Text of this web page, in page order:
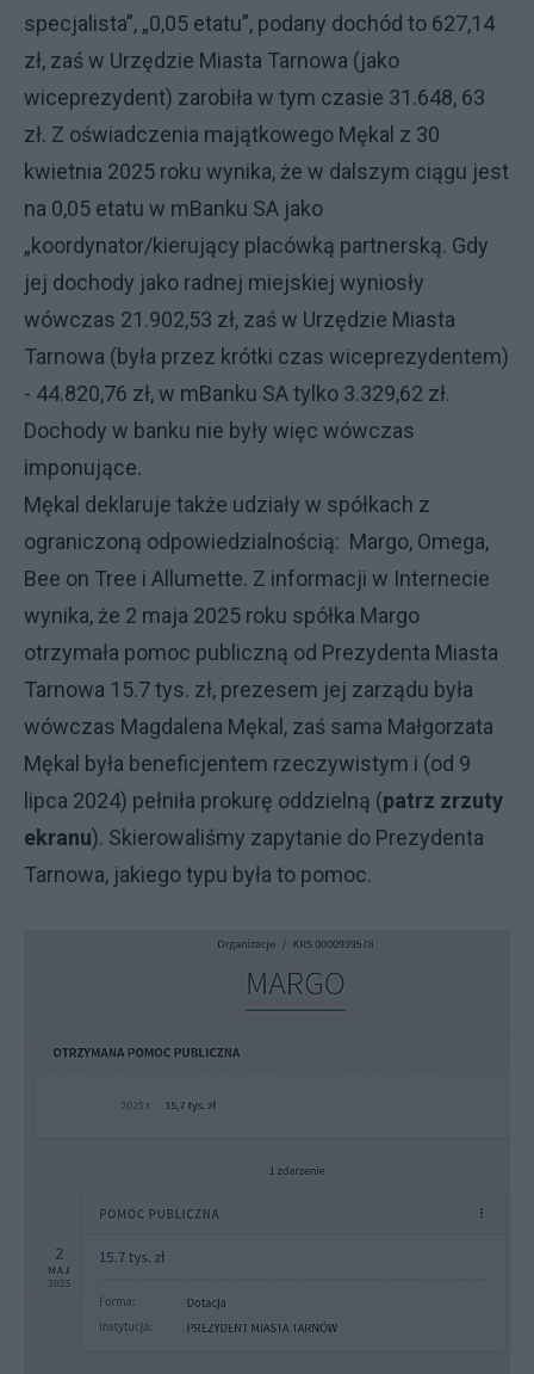
specjalista”, „0,05 etatu”, podany dochód to 627,14
zł, zaś w Urzędzie Miasta Tarnowa (jako
wiceprezydent) zarobiła w tym czasie 31.648, 63
zł. Z oświadczenia majątkowego Mękal z 30
kwietnia 2025 roku wynika, że w dalszym ciągu jest
na 0,05 etatu w mBanku SA jako
„koordynator/kierujący placówką partnerską. Gdy
jej dochody jako radnej miejskiej wyniosły
wówczas 21.902,53 zł, zaś w Urzędzie Miasta
Tarnowa (była przez krótki czas wiceprezydentem)
- 44.820,76 zł, w mBanku SA tylko 3.329,62 zł.
Dochody w banku nie były więc wówczas
imponujące.
Mękal deklaruje także udziały w spółkach z
ograniczoną odpowiedzialnością: Margo, Omega,
Bee on Tree i Allumette. Z informacji w Internecie
wynika, że 2 maja 2025 roku spółka Margo
otrzymała pomoc publiczną od Prezydenta Miasta
Tarnowa 15.7 tys. zł, prezesem jej zarządu była
wówczas Magdalena Mękal, zaś sama Małgorzata
Mękal była beneficjentem rzeczywistym i (od 9
lipca 2024) pełniła prokurę oddzielną (patrz zrzuty
ekranu). Skierowaliśmy zapytanie do Prezydenta
Tarnowa, jakiego typu była to pomoc.